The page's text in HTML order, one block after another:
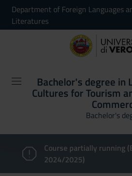
Department of Foreign Languages
Literatures
Bachelor's degree in
Cultures for Tourism
Bachelor's
Course partially running
2024/2025)